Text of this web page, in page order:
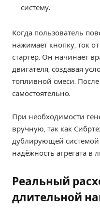
систему.
Когда пользователь
нажимает кнопку, ток
стартер. Он начинает
двигателя, создавая
топливной смеси. После
самостоятельно.
При необходимости
вручную, так как
дублирующей системой
надёжность агрегата в
Реальный
длительной